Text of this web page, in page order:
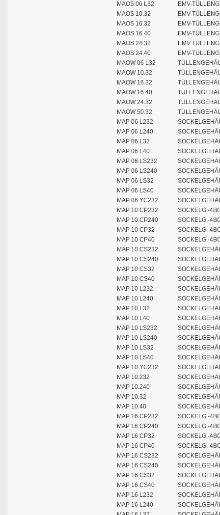
MAOS 06 L32
EMV-
MAOS 10.32
EMV-
MAOS 16.32
EMV-
MAOS 16.40
EMV-
MAOS 24.32
EMV
MAOS 24.40
EMV-
MAOW 06 L32
MAOW 10.32
MAOW 16.32
MAOW 16.40
MAOW 24.32
MAOW 50.32
MAP 06 L232
MAP 06 L240
MAP 06 L32
MAP 06 L40
MAP 06 LS232
MAP 06 LS240
MAP 06 LS32
MAP 06 LS40
MAP 06 YC232
MAP 10 CP232
SOCKELG.-
MAP 10 CP240
SOCKELG.-
MAP 10 CP32
SOCKELG.-
MAP 10 CP40
SOCKELG.-
MAP 10 CS232
MAP 10 CS240
MAP 10 CS32
MAP 10 CS40
MAP 10 L232
MAP 10 L240
MAP 10 L32
MAP 10 L40
MAP 10 LS232
MAP 10 LS240
MAP 10 LS32
MAP 10 LS40
MAP 10 YC232
MAP 10.232
MAP 10.240
MAP 10.32
MAP 10.40
MAP 16 CP232
SOCKELG.-
MAP 16 CP240
SOCKELG.-
MAP 16 CP32
SOCKELG.-
MAP 16 CP40
SOCKELG.-
MAP 16 CS232
MAP 16 CS240
MAP 16 CS32
MAP 16 CS40
MAP 16 L232
MAP 16 L240